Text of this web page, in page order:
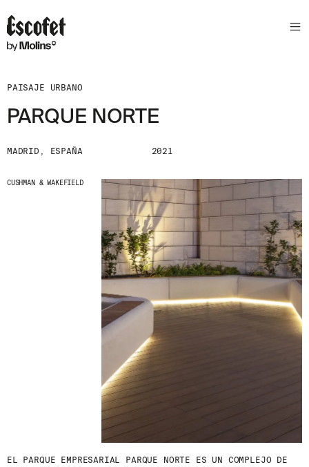
PAISAJE URBANO
PARQUE NORTE
MADRID, ESPAÑA 2021
CUSHMAN & WAKEFIELD
EL PARQUE EMPRESARIAL PARQUE NORTE ES UN COMPLEJO DE